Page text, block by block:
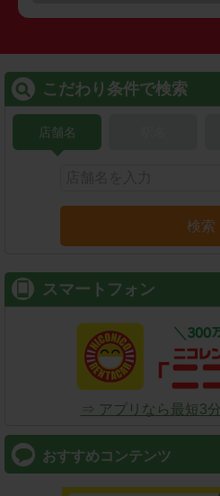
こだわり条件で検索
店舗名
検索
スマートフォン
⇒ アプリなら最短3
おすすめコンテンツ